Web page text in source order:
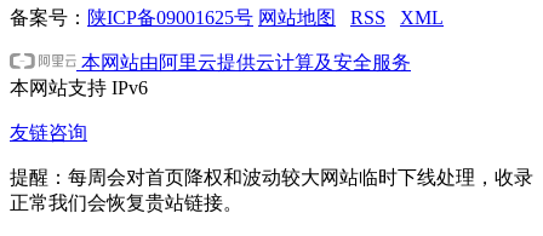
备案号： 陕ICP备09001625号 网站地图 RSS XML
本网站由阿里云提供云计算及安全服务
本网站支持 IPv6
友链咨询
提醒：每周会对首页降权和波动较大网站临时下线处理，收录
正常我们会恢复贵站链接。